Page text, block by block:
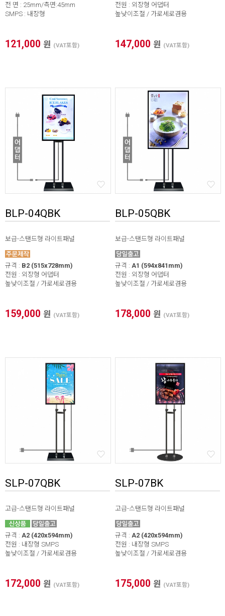
전 면 : 25mm/측면:45mm
SMPS : 내장형
121,000 원 (VAT포함)
전원 : 외장형 어댑터
높낮이조절 / 가로세로겸용
147,000 원 (VAT포함)
BLP-04QBK
보급-스탠드형 라이트패널
규격 : B2 (515x728mm)
전원 : 외장형 어댑터
높낮이조절 / 가로세로겸용
159,000 원 (VAT포함)
BLP-05QBK
보급-스탠드형 라이트패널
규격 : A1 (594x841mm)
전원 : 외장형 어댑터
높낮이조절 / 가로세로겸용
178,000 원 (VAT포함)
SLP-07QBK
고급-스탠드형 라이트패널
규격 : A2 (420x594mm)
전원 : 내장형 SMPS
높낮이조절 / 가로세로겸용
172,000 원 (VAT포함)
SLP-07BK
고급-스탠드형 라이트패널
규격 : A2 (420x594mm)
전원 : 내장형 SMPS
높낮이조절 / 가로세로겸용
175,000 원 (VAT포함)